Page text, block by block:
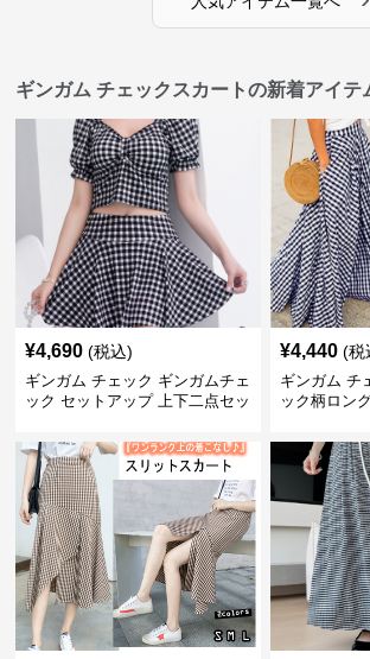
ギンガム チェックスカートの新着アイテ
¥4,690 (税込)
ギンガム チェック ギンガムチェ
ック セットアップ 上下二点セッ
¥4,440 (税
ギンガム チ
ック柄ロン